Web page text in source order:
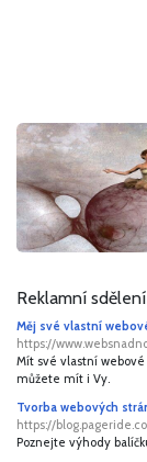
Reklamní sdělení
Měj své vlastní
https://
Mít své vlastní
můžete mít i Vy.
Tvorba webových
https://
Poznejte výhody